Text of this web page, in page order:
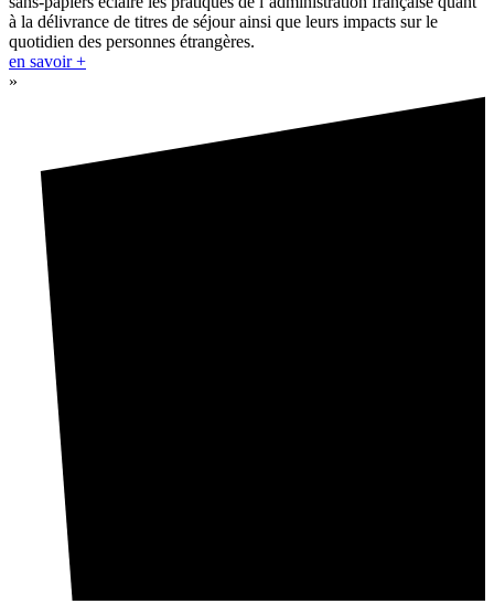
à la délivrance de titres de séjour ainsi que leurs impacts sur le
quotidien des personnes étrangères.
en savoir +
»